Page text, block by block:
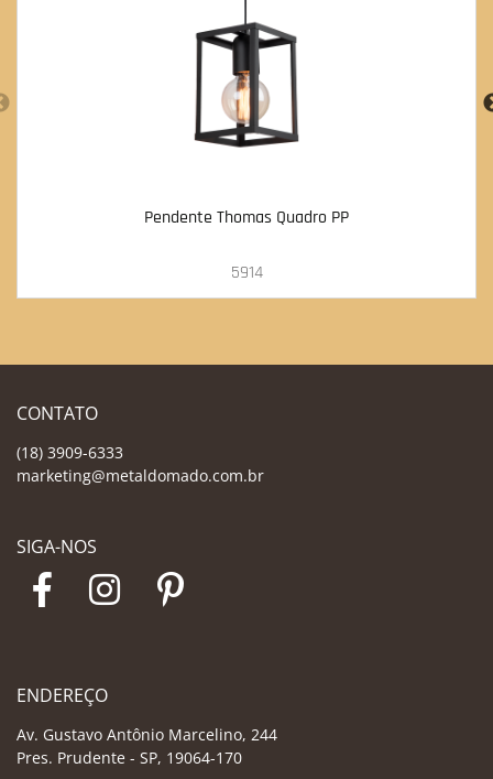
Pendente Thomas Quadro PP
5914
CONTATO
(18) 3909-6333
marketing@metaldomado.com.br
SIGA-NOS
ENDEREÇO
Av. Gustavo Antônio Marcelino, 244
Pres. Prudente - SP, 19064-170